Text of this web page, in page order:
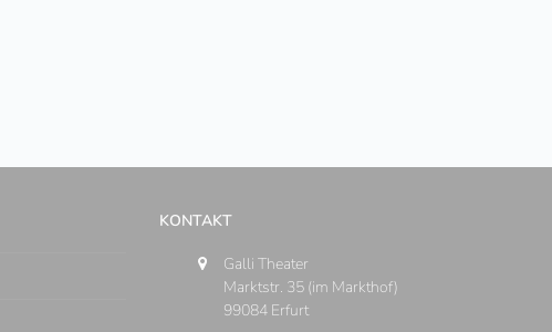
KONTAKT
Galli Theater
Marktstr. 35 (im Markthof)
99084 Erfurt